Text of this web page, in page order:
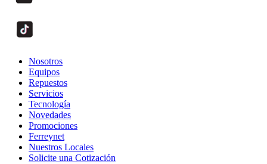
Nosotros
Equipos
Repuestos
Servicios
Tecnología
Novedades
Promociones
Ferreynet
Nuestros Locales
Solicite una Cotización